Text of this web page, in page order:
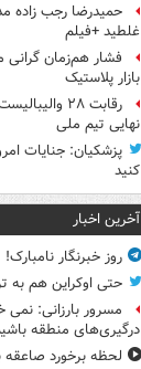
حمیدرضا رجب زاده
غلطید +فیلم
فشار هم‌زمان گرانی
بازار پلاستیک
رقابت ۲۸
نهایی تیم ملی
پزشکیان: جنایات
کنید
آخرین اخبار
روز خبرنگار نامبارک!
حتی اوکراین هم به
مسرور بارزانی: نمی
درگیری‌های منطقه
لحظه برخورد صاعقه